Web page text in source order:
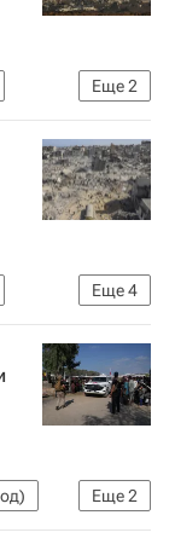
Еще2
Еще4
Еще2